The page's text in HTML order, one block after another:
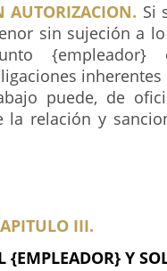
AUTORIZACION. Si
sin sujeción a
{empleador}
puede, de
la relación y
III.
{EMPLEADOR} Y